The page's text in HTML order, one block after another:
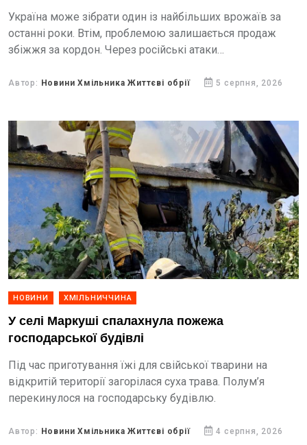
Україна може зібрати один із найбільших врожаїв за
останні роки. Втім, проблемою залишається продаж
збіжжя за кордон. Через російські атаки
мільйонів доларів експортної виручки,...
Автор: Новини Хмільника Життєві обрії 5 серпня, 2026
НОВИНИ ХМІЛЬНИЧЧИНА
У селі Маркуші спалахнула пожежа
господарської будівлі
Під час приготування їжі для свійської тварини на
відкритій території загорілася суха трава. Полум’я
перекинулося на господарську будівлю.
Автор: Новини Хмільника Життєві обрії 4 серпня, 2026